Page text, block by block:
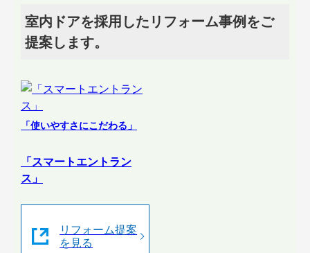
室内ドアを採用したリフォーム事例をご
提案します。
「使いやすさにこだわる」
「スマートエントラン
ス」
リフォーム提案
を見る